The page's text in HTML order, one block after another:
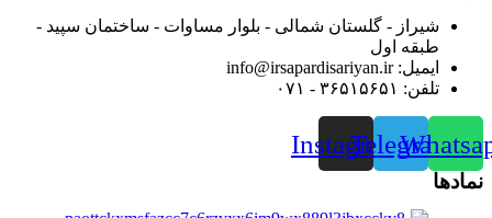
شیراز - گلستان شمالی - بلوار مساوات - ساختمان سپید -
طبقه اول
ایمیل: info@irsapardisariyan.ir
تلفن: ۳۶۵۱۵۶۵۱ - ۰۷۱
Telegram
Instagram
نمادها